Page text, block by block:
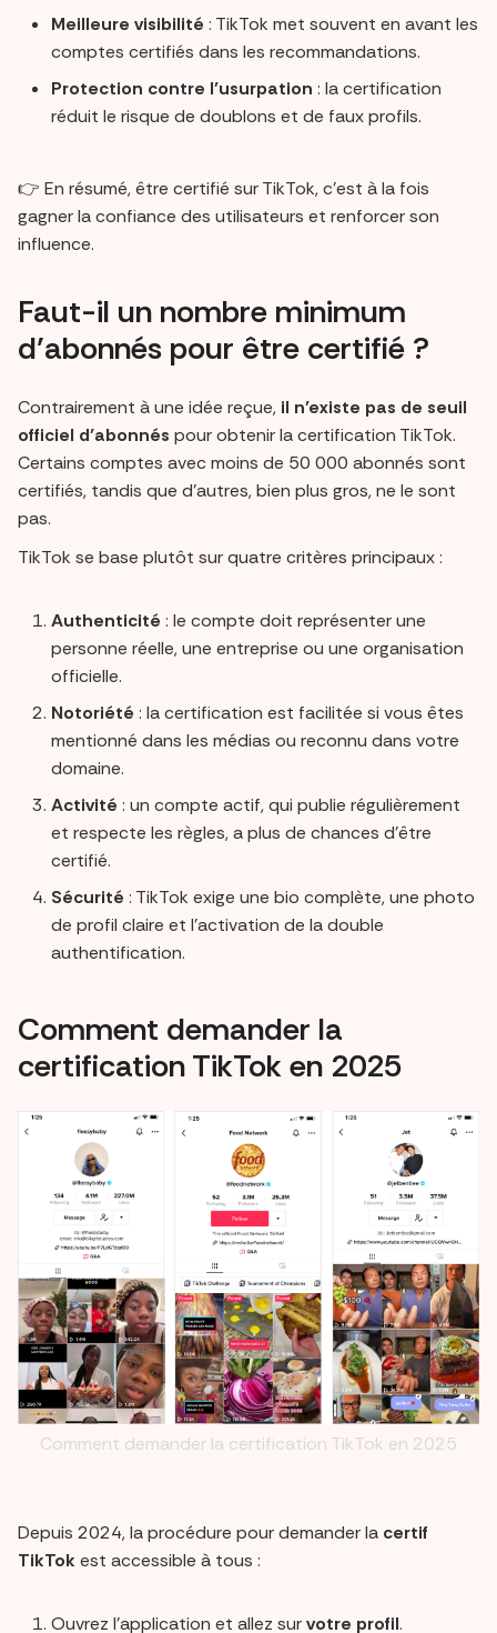
Meilleure visibilité : TikTok met souvent en avant les
comptes certifiés dans les recommandations.
Protection contre l’usurpation : la certification
réduit le risque de doublons et de faux profils.
👉 En résumé, être certifié sur TikTok, c’est à la fois
gagner la confiance des utilisateurs et renforcer son
influence.
Faut-il un nombre minimum
d’abonnés pour être certifié ?
Contrairement à une idée reçue, il n’existe pas de seuil
officiel d’abonnés pour obtenir la certification TikTok.
Certains comptes avec moins de 50 000 abonnés sont
certifiés, tandis que d’autres, bien plus gros, ne le sont
pas.
TikTok se base plutôt sur quatre critères principaux :
Authenticité : le compte doit représenter une
personne réelle, une entreprise ou une organisation
officielle.
Notoriété : la certification est facilitée si vous êtes
mentionné dans les médias ou reconnu dans votre
domaine.
Activité : un compte actif, qui publie régulièrement
et respecte les règles, a plus de chances d’être
certifié.
Sécurité : TikTok exige une bio complète, une photo
de profil claire et l’activation de la double
authentification.
Comment demander la
certification TikTok en 2025
Comment demander la certification TikTok en 2025
Depuis 2024, la procédure pour demander la certif
TikTok est accessible à tous :
Ouvrez l’application et allez survotre profil.